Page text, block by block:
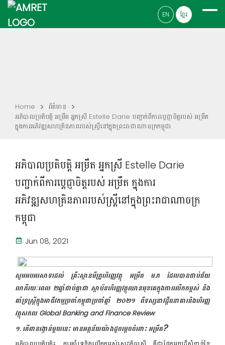
EN ខ្មែរ
Home
ព័ត៌មាន
អភិបាលប្រតិបត្តិ អម្រឹត អ្នកស្រី Estelle Darie បញ្ជាក់ពីការប្តេជ្ញាចិត្តរបស់ អម្រឹត
ក្នុងការអភិវឌ្ឍសហគ្រិនភាពរបស់ស្រ្តីនៅក្នុងព្រះរាជាណាចក្រកម្ពុជា
អភិបាលប្រតិបត្តិ អម្រឹត អ្នកស្រី Estelle Darie
បញ្ជាក់ពីការប្តេជ្ញាចិត្តរបស់ អម្រឹត ក្នុងការ
អភិវឌ្ឍសហគ្រិនភាពរបស់ស្រ្តីនៅក្នុងព្រះរាជាណាចក្រ
កម្ពុជា
Jun 08, 2021
សូមអបអរសាទរដល់ គ្រឹះស្ថានមីក្រូហិរញ្ញវត្ថុ អម្រឹត ម.ក ដែលបានជាប់ជ័យ
លាភីរយៈពេល ២ឆ្នាំជាប់គ្នាជា ស្ថាប័នហិរញ្ញវត្ថុឈានមុខគេក្នុងការលើកកម្ពស់ និង
គាំទ្រស្ត្រីក្នុងអាជីវកម្មប្រចាំកម្ពុជាប្រចាំឆ្នាំ ២០២១ ពីទស្សនាវដ្ដីធនាគារនិងហិរញ្ញ
វត្ថុសកល Global Banking and Finance Review
១. តើពានរង្វាន់មួយនេះ មានអត្ថន័យយ៉ាងដូចម្ដេចចំពោះ អម្រឹត?